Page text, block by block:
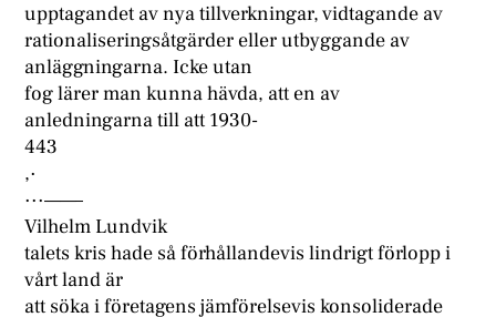
upptagandet av nya tillverkningar, vidtagande av
rationaliseringsåtgärder eller utbyggande av
anläggningarna. Icke utan
fog lärer man kunna hävda, att en av
anledningarna till att 1930-
443
,·
···——–
Vilhelm Lundvik
talets kris hade så förhållandevis lindrigt förlopp i
vårt land är
att söka i företagens jämförelsevis konsoliderade